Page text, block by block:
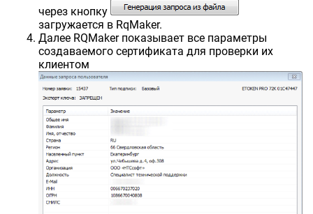
через кнопку
загружается в RqMaker.
Далее RQMaker показывает все параметры
создаваемого сертификата для проверки их
клиентом